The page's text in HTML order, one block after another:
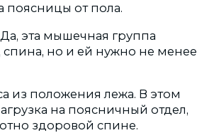
поясницы от пола.
эта мышечная группа
спина, но и ей нужно не менее
из положения лежа. В этом
на поясничный отдел,
здоровой спине.